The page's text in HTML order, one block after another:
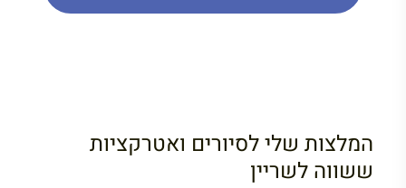
המלצות שלי לסיורים ואטרקציות
ששווה לשריין